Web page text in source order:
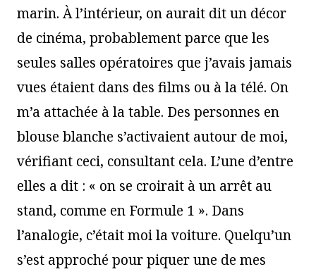
marin. À l’intérieur, on aurait dit un décor
de cinéma, probablement parce que les
seules salles opératoires que j’avais jamais
vues étaient dans des films ou à la télé. On
m’a attachée à la table. Des personnes en
blouse blanche s’activaient autour de moi,
vérifiant ceci, consultant cela. L’une d’entre
elles a dit : « on se croirait à un arrêt au
stand, comme en Formule 1 ». Dans
l’analogie, c’était moi la voiture. Quelqu’un
s’est approché pour piquer une de mes